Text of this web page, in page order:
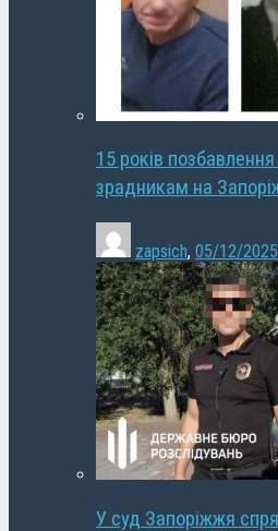
15 років
зрадникам на
zapsich, 05/12/2025
У суд Запоріжжя